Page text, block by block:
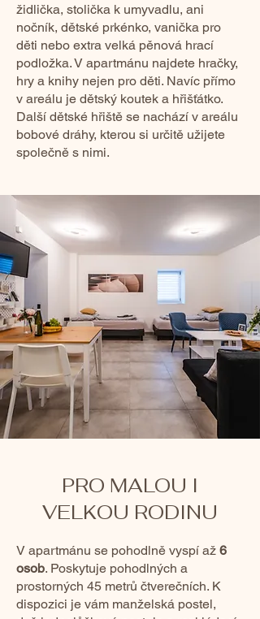
židlička, stolička k umyvadlu, ani
nočník, dětské prkénko, vanička pro
děti nebo extra velká pěnová hrací
podložka. V apartmánu najdete hračky,
hry a knihy nejen pro děti. Navíc přímo
v areálu je dětský koutek a hřišťátko.
Další dětské hřiště se nachází v areálu
bobové dráhy, kterou si určitě užijete
společně s nimi.
PRO MALOU I
VELKOU RODINU
V apartmánu se pohodlně vyspí až 6
osob. Poskytuje pohodlných a
prostorných 45 metrů čtverečních. K
dispozici je vám manželská postel,